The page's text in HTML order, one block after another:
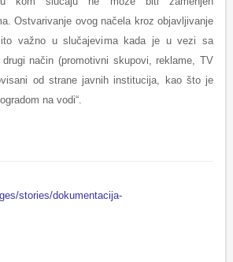
Ostvarivanje ovog načela kroz objavljivanje
važno u slučajevima kada je u vezi sa
način (promotivni skupovi, reklame, TV
od strane javnih institucija, kao što je
na vodi“.
stories/dokumentacija-